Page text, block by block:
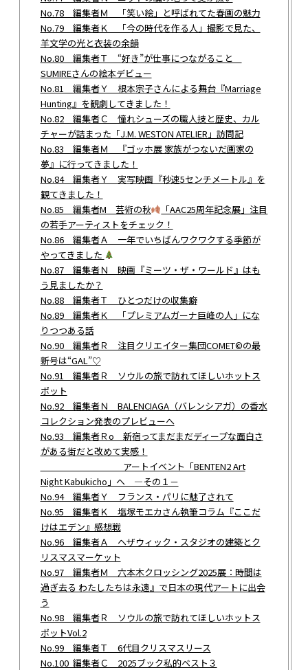
No.78 編集者Ｍ 「笑い絵」と呼ばれてた春画の魅力
No.79 編集者Ｋ 「今の時代を作る人」撮影で見た、
羊文学の光と衣装の余韻
No.80 編集者Ｔ “好き”が仕事につながること
SUMIREさんの絵本デビュー
No.81 編集者Ｙ 根本宗子さんによる舞台『Marriage
Hunting』を観劇してきました！
No.82 編集者Ｃ 憧れシューズの職人技と歴史、カル
チャーが詰まった「J.M. WESTON ATELIER」訪問記
No.83 編集者Ｍ 『ゴッホ展 家族がつないだ画家の
夢』に行ってきました！
No.84 編集者Ｙ 実写映画『秒速5センチメートル』を
観てきました！
No.85 編集者M 芸術の秋
「AAC25周年記念展」注目
の若手アーティストをチェック！
No.86 編集者Ａ 一年でいちばんワクワクする季節が
やってきました
No.87 編集者Ｎ 映画『ミーツ・ザ・ワールド』はも
う見ましたか？
No.88 編集者Ｔ ひとつだけの収集癖
No.89 編集者Ｋ 「プレミアムガーナ巨峰の人」にな
りつつある話
No.90 編集者Ｒ 注目クリエイター集団COMET©︎の最
新号は“GAL”♡
No.91 編集者Ｒ ソウルの旅で訪れてほしいホットス
ポット
No.92 編集者Ｎ BALENCIAGA（バレンシアガ）の香水
コレクション発表のプレビューへ
No.93 編集者Ｒo 新宿ってまだまだディープな面白さ
がある街だと改めて実感！
アートイベント「BENTEN2 Art
Night Kabukicho」へ ―その１－
No.94 編集者Ｙ フランス・パリに魅了されて
No.95 編集者Ｋ 塩塚モエカさん執筆コラム『ここだ
けはエデン』感想戦
No.96 編集者Ａ ヘザウィック・スタジオの建築とク
リスマスマーケット
No.97 編集者Ｍ 六本木クロッシング2025展：時間は
過ぎ去る わたしたちは永遠』で日本の現代アートに出会
う
No.98 編集者Ｒ ソウルの旅で訪れてほしいホットス
ポットVol.2
No.99 編集者Ｔ 6代目クリスマスリース
No.100 編集者Ｃ 2025ブック私的ベスト３